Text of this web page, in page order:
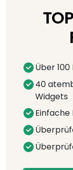
Über
40
Widgets